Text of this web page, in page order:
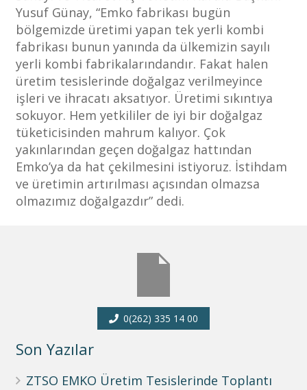
Yusuf Günay, “Emko fabrikası bugün
bölgemizde üretimi yapan tek yerli kombi
fabrikası bunun yanında da ülkemizin sayılı
yerli kombi fabrikalarındandır. Fakat halen
üretim tesislerinde doğalgaz verilmeyince
işleri ve ihracatı aksatıyor. Üretimi sıkıntıya
sokuyor. Hem yetkililer de iyi bir doğalgaz
tüketicisinden mahrum kalıyor. Çok
yakınlarından geçen doğalgaz hattından
Emko’ya da hat çekilmesini istiyoruz. İstihdam
ve üretimin artırılması açısından olmazsa
olmazımız doğalgazdır” dedi.
0(262) 335 14 00
Son Yazılar
ZTSO EMKO Üretim Tesislerinde Toplantı